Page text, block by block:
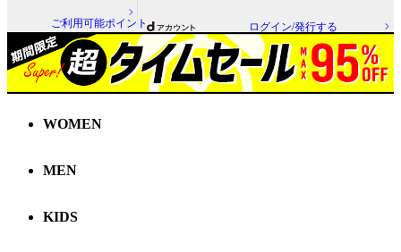
ご利用可能ポイント ログイン/発行する
WOMEN
MEN
KIDS